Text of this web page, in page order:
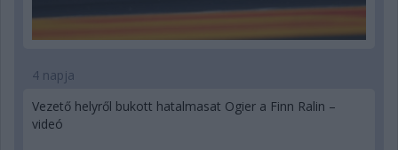
4 napja
Vezető helyről bukott hatalmasat Ogier a Finn Ralin –
videó